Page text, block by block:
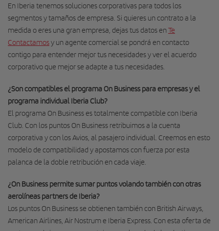
En Iberia tenemos soluciones corporativas para todos los
segmentos y tamaños de empresa. Si quieres un contrato a la
medida o eres una gran empresa, dejas tus datos enTe
Contactamosy un agente comercial se pondrá en contacto
contigo para entender mejor tus necesidades y ver el acuerdo
corporativo que mejor se adapte a tus necesidades.
¿Son compatibles el programa On Business para empresas y el
programa individual Iberia Club?
El programa On Business es totalmente compatible con Iberia
Club. Con los puntos On Business retribuimos a la cuenta
corporativa y con los Avios, al pasajero individual. Creemos en esto
modelo de compatibilidad y apostamos con fuerza por esta
palanca de la doble retribución en cada viaje.
¿On Business permite sumar puntos volando también con otras
aerolíneas partners de Iberia?
Los puntos On Business se obtienen también con British Airways,
American Airlines, Air Nostrum e Iberia Express. Con esta oferta de